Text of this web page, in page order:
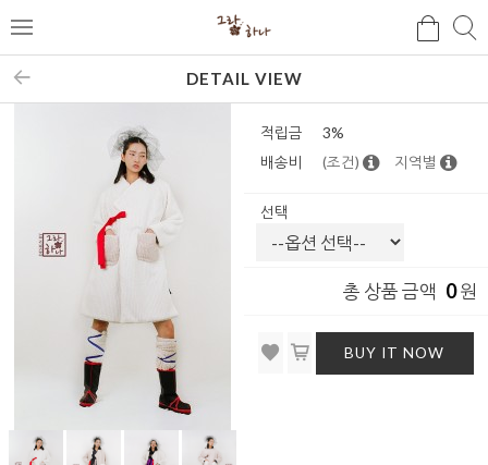
메
뉴
색
검
DETAIL VIEW
적립금
3%
배송비
(조건) 지역별
선택
총 상품 금액 0원
BUY IT NOW